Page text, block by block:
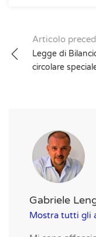
Post
navigation
Articolo
Legge di
circolare
Gabriele
Mostra tutti gli